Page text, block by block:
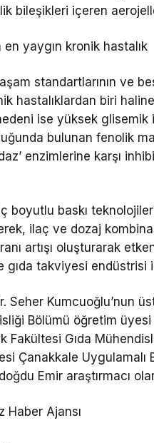
bileşikleri içeren
yaygın kronik hastalık
standartlarının ve
hastalıklardan biri
ise yüksek
bulunan
enzimlerine karşı
boyutlu baskı
ilaç ve dozaj
artışı oluşturarak
takviyesi endüstrisi
Seher Kumcuoğlu’nun
Bölümü öğretim
Fakültesi Gıda
Çanakkale Uygulamalı
Emir araştırmacı
Haber Ajansı